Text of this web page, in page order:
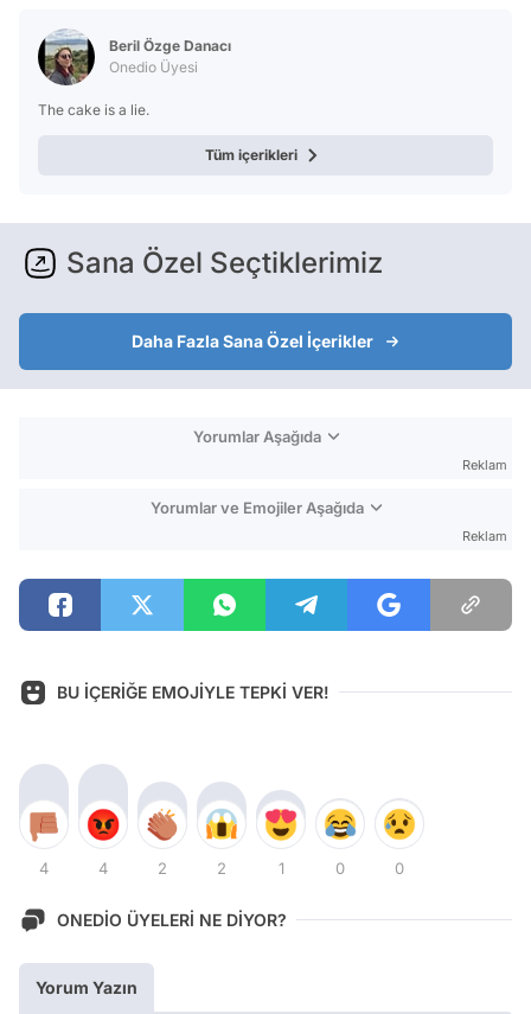
Beril Özge Danacı
Onedio Üyesi
The cake is a lie.
Tüm içerikleri
Sana Özel Seçtiklerimiz
Daha Fazla Sana Özel İçerikler
Yorumlar Aşağıda
Reklam
Yorumlar ve Emojiler Aşağıda
Reklam
BU İÇERİĞE EMOJİYLE TEPKİ VER!
4 4 2 2 1 0 0
ONEDİO ÜYELERİ NE DİYOR?
Yorum Yazın